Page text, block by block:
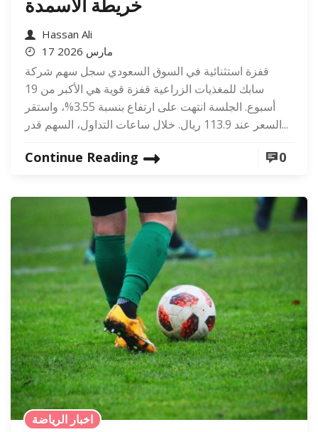
خريطة الأسمدة
Hassan Ali
17 مارس 2026
قفزة استثنائية في السوق السعودي سجل سهم شركة
سابك للمغذيات الزراعية قفزة قوية هي الأكبر من 19
أسبوع. الجلسة انتهت على ارتفاع بنسبة 3.55%، واستقر
السعر عند 113.9 ريال. خلال ساعات التداول، السهم قدر...
Continue Reading 0
اخبار الرياضة